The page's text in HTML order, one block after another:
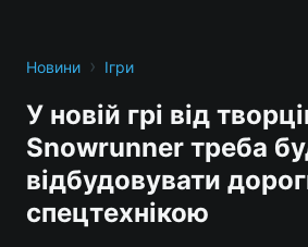
Новини › Ігри
У новій грі від
Snowrunner треба
відбудовувати
спецтехнікою